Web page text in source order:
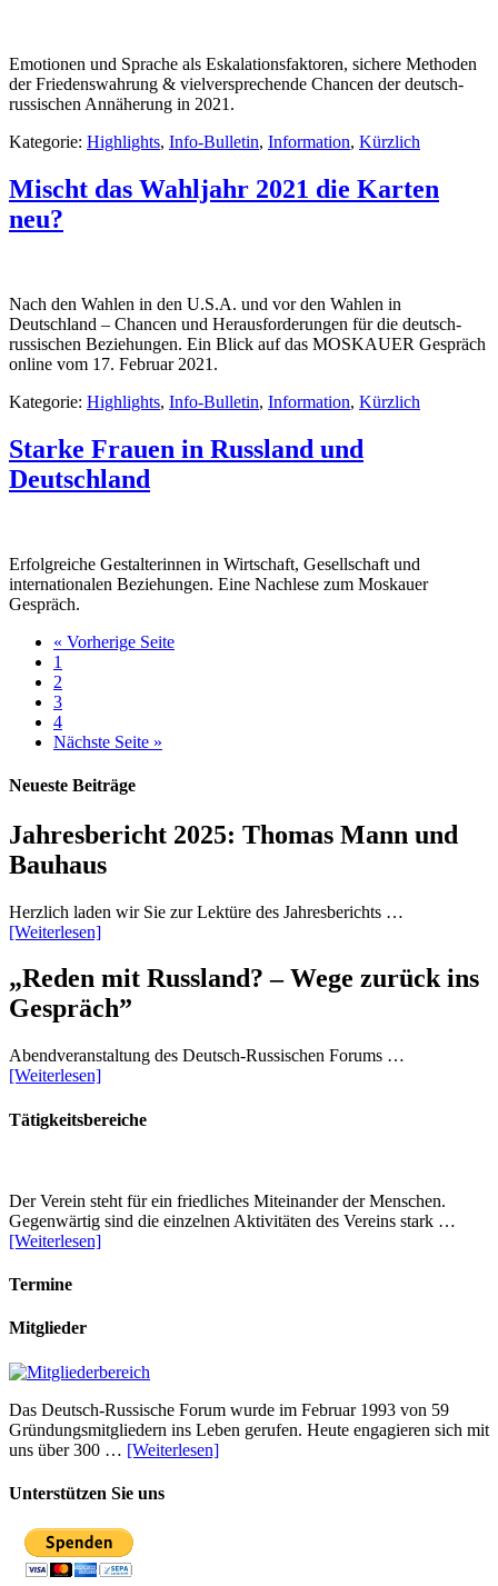
Emotionen und Sprache als Eskalationsfaktoren, sichere Methoden
der Friedenswahrung & vielversprechende Chancen der deutsch-
russischen Annäherung in 2021.
Kategorie: Highlights, Info-Bulletin, Information, Kürzlich
Mischt das Wahljahr 2021 die Karten
neu?
Nach den Wahlen in den U.S.A. und vor den Wahlen in
Deutschland – Chancen und Herausforderungen für die deutsch-
russischen Beziehungen. Ein Blick auf das MOSKAUER Gespräch
online vom 17. Februar 2021.
Kategorie: Highlights, Info-Bulletin, Information, Kürzlich
Starke Frauen in Russland und
Deutschland
Erfolgreiche Gestalterinnen in Wirtschaft, Gesellschaft und
internationalen Beziehungen. Eine Nachlese zum Moskauer
Gespräch.
« Vorherige Seite
1
2
3
4
Nächste Seite »
Neueste Beiträge
Jahresbericht 2025: Thomas Mann und
Bauhaus
Herzlich laden wir Sie zur Lektüre des Jahresberichts …
[Weiterlesen]
„Reden mit Russland? – Wege zurück ins
Gespräch”
Abendveranstaltung des Deutsch-Russischen Forums …
[Weiterlesen]
Tätigkeitsbereiche
Der Verein steht für ein friedliches Miteinander der Menschen.
Gegenwärtig sind die einzelnen Aktivitäten des Vereins stark …
[Weiterlesen]
Termine
Mitglieder
Das Deutsch-Russische Forum wurde im Februar 1993 von 59
Gründungsmitgliedern ins Leben gerufen. Heute engagieren sich mit
uns über 300 … [Weiterlesen]
Unterstützen Sie uns